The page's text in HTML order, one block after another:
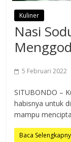
Kuliner
Nasi
5 Februari 2022
SITUBONDO –
habisnya untuk
mampu
Baca